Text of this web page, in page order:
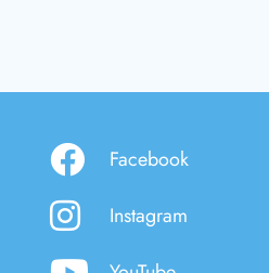
Facebook
Instagram